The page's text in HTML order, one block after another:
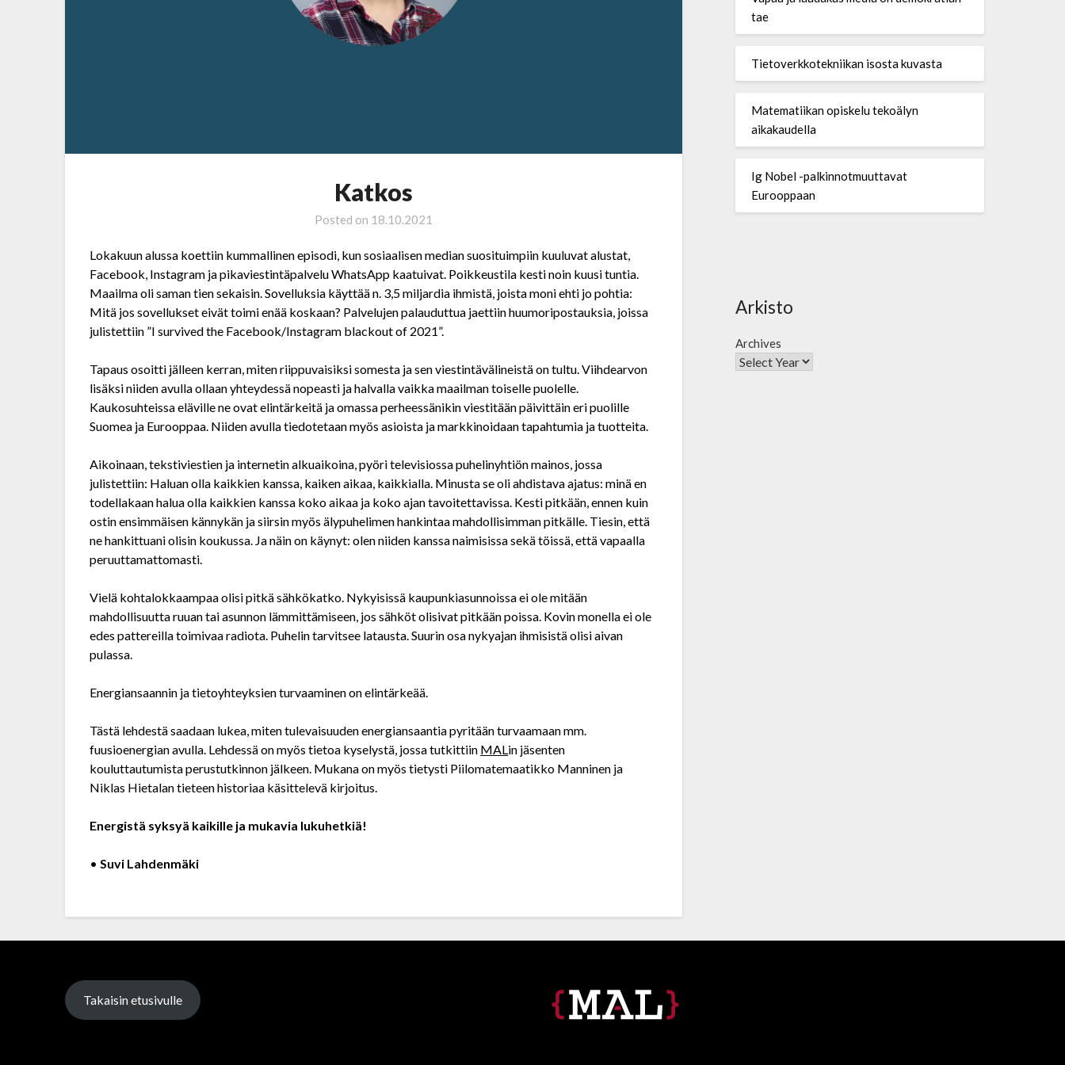
Katkos
Posted on 18.10.2021
Lokakuun alussa koettiin kummallinen episodi, kun sosiaalisen median suosituimpiin kuuluvat alustat,
Facebook, Instagram ja pikaviestintäpalvelu WhatsApp kaatuivat. Poikkeustila kesti noin kuusi tuntia.
Maailma oli saman tien sekaisin. Sovelluksia käyttää n. 3,5 miljardia ihmistä, joista moni ehti jo pohtia:
Mitä jos sovellukset eivät toimi enää koskaan? Palvelujen palauduttua jaettiin huumoripostauksia, joissa
julistettiin ”I survived the Facebook/Instagram blackout of 2021”.
Tapaus osoitti jälleen kerran, miten riippuvaisiksi somesta ja sen viestintä­välineistä on tultu. Viihdearvon
lisäksi niiden avulla ollaan yhteydessä nopeasti ja halvalla vaikka maailman toiselle puolelle.
Kaukosuhteissa eläville ne ovat elin­tärkeitä ja omassa perheessänikin viestitään päivittäin eri puolille
Suomea ja Eurooppaa. Niiden avulla tiedotetaan myös asioista ja markkinoidaan tapahtumia ja tuotteita.
Aikoinaan, tekstiviestien ja internetin alkuaikoina, pyöri televisiossa puhelin­yhtiön mainos, jossa
julistettiin: Haluan olla kaikkien kanssa, kaiken aikaa, kaikkialla. Minusta se oli ahdistava ajatus: minä en
todellakaan halua olla kaikkien kanssa koko aikaa ja koko ajan tavoitettavissa. Kesti pitkään, ennen kuin
ostin ensimmäisen kännykän ja siirsin myös älypuhelimen hankintaa mahdollisimman pitkälle. Tiesin, että
ne hankittuani olisin koukussa. Ja näin on käynyt: olen niiden kanssa naimisissa sekä töissä, että vapaalla
peruuttamattomasti.
Vielä kohtalokkaampaa olisi pitkä sähkökatko. Nykyisissä kaupunkiasunnoissa ei ole mitään
mahdollisuutta ruuan tai asunnon lämmittämiseen, jos sähköt olisivat pitkään poissa. Kovin monella ei ole
edes pattereilla toimivaa radiota. Puhelin tarvitsee latausta. Suurin osa nykyajan ihmisistä olisi aivan
pulassa.
Energiansaannin ja tietoyhteyksien turvaaminen on elintärkeää.
Tästä lehdestä saadaan lukea, miten tulevaisuuden energiansaantia pyritään turvaamaan mm.
fuusioenergian avulla. Lehdessä on myös tietoa kyselystä, jossa tutkittiin MAL in jäsenten
kouluttautumista perustutkinnon jälkeen. Mukana on myös tietysti Piilomatemaatikko Manninen ja
Niklas Hietalan tieteen historiaa käsittelevä kirjoitus.
Energistä syksyä kaikille ja mukavia lukuhetkiä!
• Suvi Lahdenmäki
tae
Tietoverkkotekniikan isosta kuvasta
Matematiikan opiskelu tekoälyn
aikakaudella
Ig Nobel -palkinnotmuuttavat
Eurooppaan
Arkisto
Archives
Takaisin etusivulle